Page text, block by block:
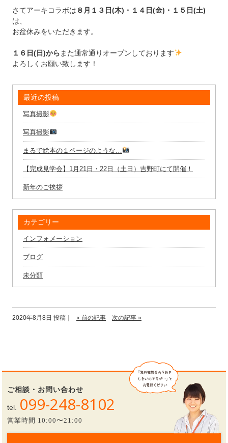
さてアーキコラボは ８月１３日(木)・１４日(金)・１５日(土)
は、
お盆休みをいただきます。
１６日(日)から また通常通りオープンしております
よろしくお願い致します！
最近の投稿
写真撮影
写真撮影
まるで絵本の１ページのような…
【完成見学会】1月21日・22日（土日）吉野町にて開催！
新年のご挨拶
カテゴリー
インフォメーション
ブログ
未分類
2020年8月8日 投稿｜ « 前の記事 次の記事 »
ご相談・お問い合わせ
tel. 099-248-8102
営業時間 10:00〜21:00